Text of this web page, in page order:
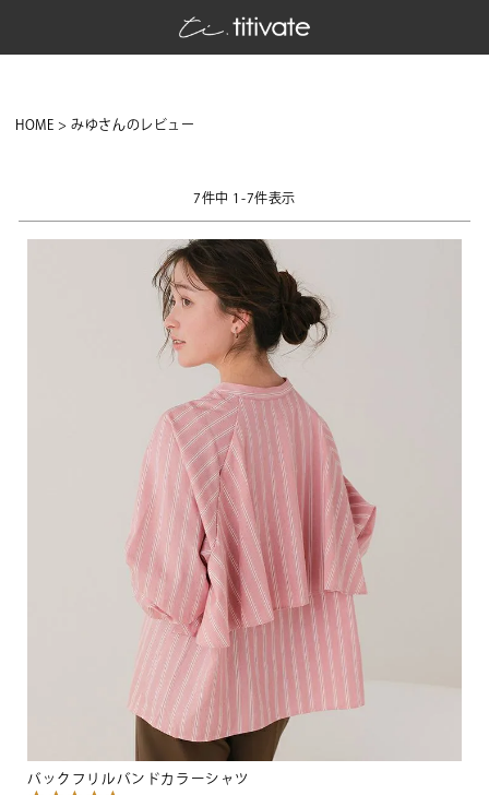
HOME みゆさんのレビュー
7件中 1 -7件表示
バックフリルバンドカラーシャツ